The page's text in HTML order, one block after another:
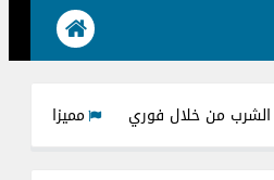
فوري مميزات وعيوب عداد